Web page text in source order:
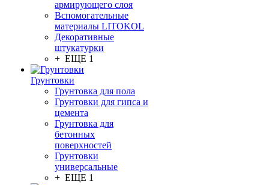
армирующего слоя
Вспомогательные
материалы LITOKOL
Декоративные
штукатурки
+ ЕЩЕ 1
Грунтовки
Грунтовка для пола
Грунтовки для гипса и
цемента
Грунтовка для
бетонных
поверхностей
Грунтовки
универсальные
+ ЕЩЕ 1